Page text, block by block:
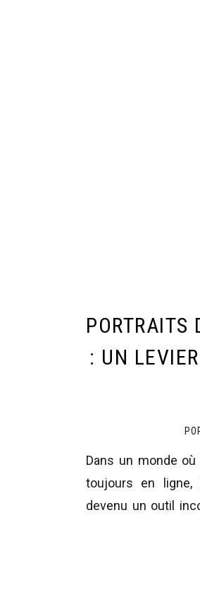
Dans un monde
toujours en ligne,
devenu un outil
souhaitent se
nouveaux
PORTRAITS
: UN